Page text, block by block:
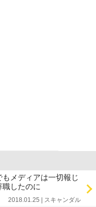
メディアは一切報じ
したのに
2018.01.25 | スキャンダル